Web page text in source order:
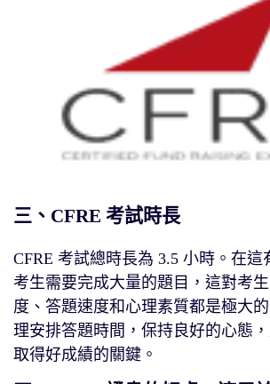
三、CFRE 考試時長
CFRE 考試總時長為 3.5 小時。在這
考生需要完成大量的題目，這對考
度、答題速度和心理素質都是極大
理安排答題時間，保持良好的心態
取得好成績的關鍵。